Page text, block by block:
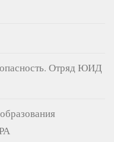
Отряд ЮИД